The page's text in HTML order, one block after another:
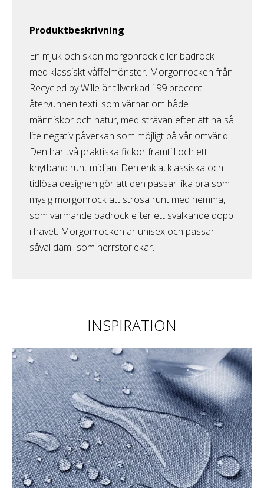
Produktbeskrivning
En mjuk och skön morgonrock eller badrock
med klassiskt våffelmönster. Morgonrocken från
Recycled by Wille är tillverkad i 99 procent
återvunnen textil som värnar om både
människor och natur, med strävan efter att ha så
lite negativ påverkan som möjligt på vår omvärld.
Den har två praktiska fickor framtill och ett
knytband runt midjan. Den enkla, klassiska och
tidlösa designen gör att den passar lika bra som
mysig morgonrock att strosa runt med hemma,
som värmande badrock efter ett svalkande dopp
i havet. Morgonrocken är unisex och passar
såväl dam- som herrstorlekar.
INSPIRATION